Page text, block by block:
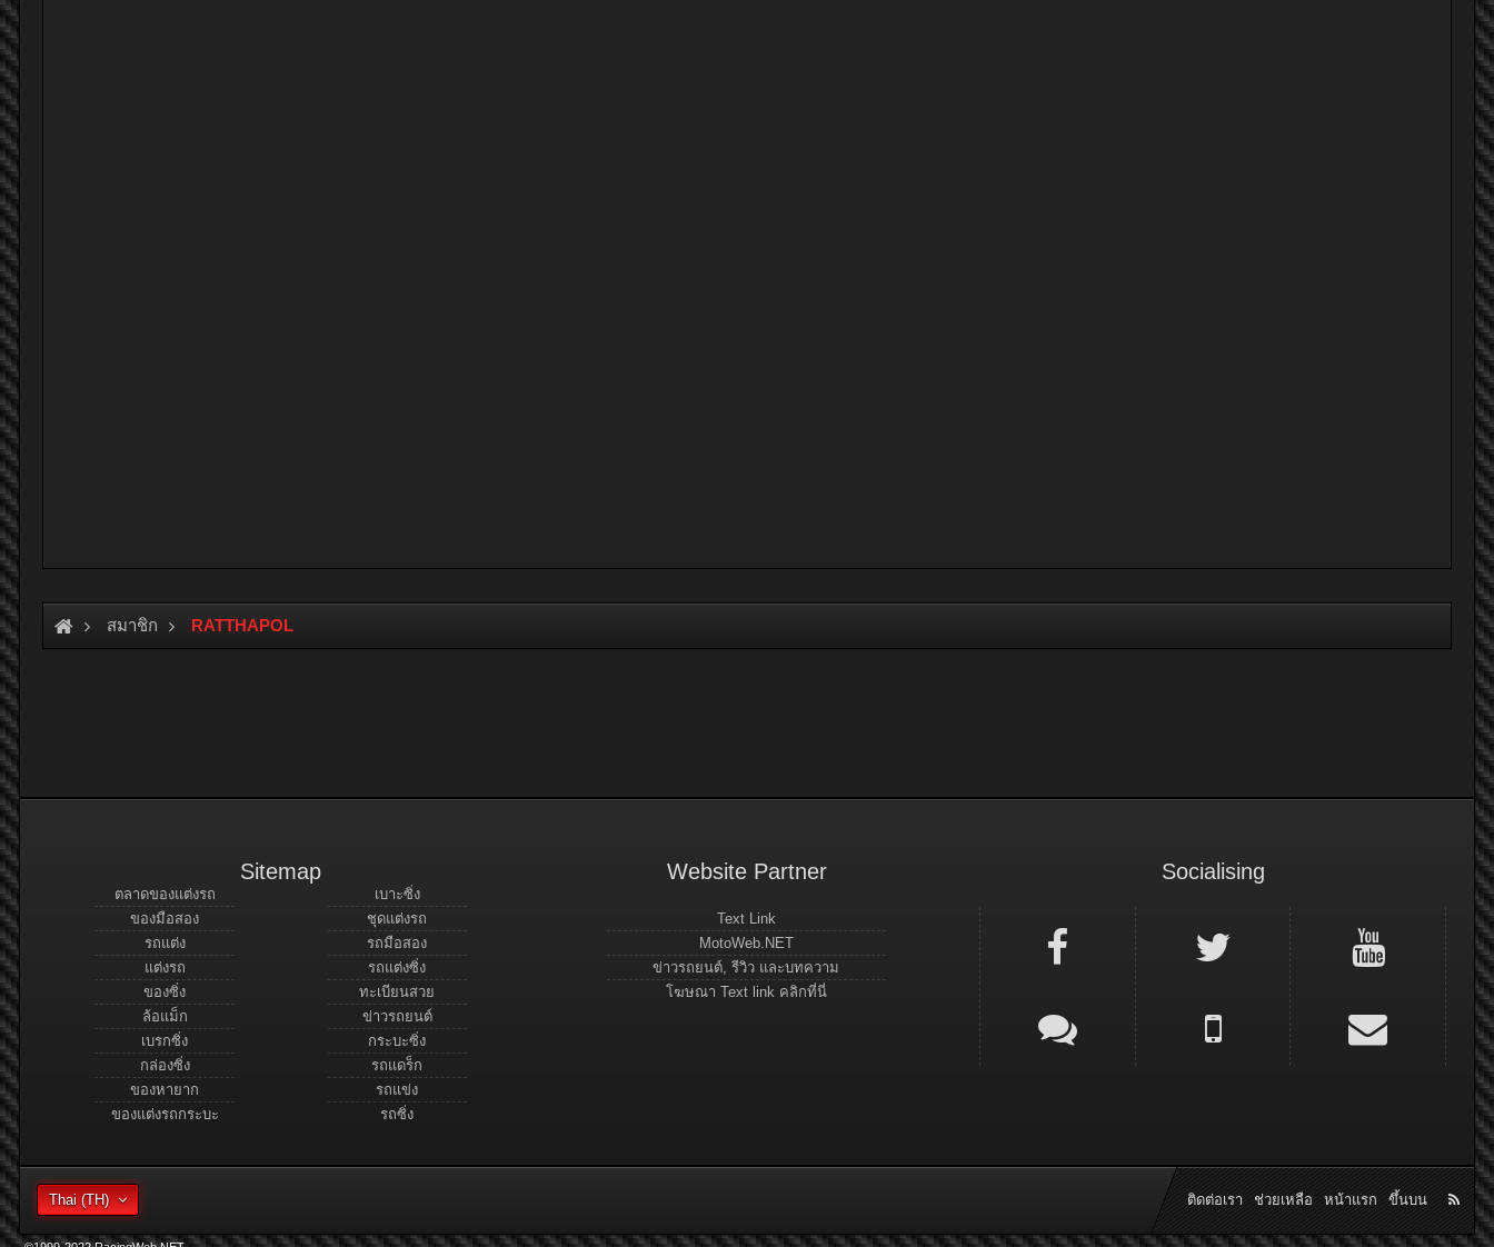
สมาชิก RATTHAPOL
Sitemap
ตลาดของแต่งรถ
ของมือสอง
รถแต่ง
แต่งรถ
ของซิ่ง
ล้อแม็ก
เบรกซิ่ง
กล่องซิ่ง
ของหายาก
ของแต่งรถกระบะ
เบาะซิ่ง
ชุดแต่งรถ
รถมือสอง
รถแต่งซิ่ง
ทะเบียนสวย
ข่าวรถยนต์
กระบะซิ่ง
รถแดร็ก
รถแข่ง
รถซิ่ง
Website Partner
Text Link
MotoWeb.NET
ข่าวรถยนต์, รีวิว และบทความ
โฆษณา Text link คลิกที่นี่
Socialising
Thai (TH) ติดต่อเรา ช่วยเหลือ หน้าแรก ขึ้นบน